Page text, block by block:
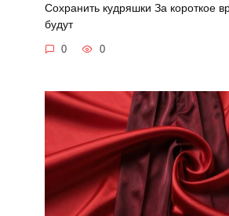
Сохранить кудряшки За короткое
будут
0 0